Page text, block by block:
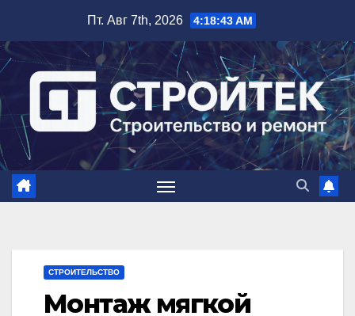
содержимому
Пт. Авг 7th, 2026 4:18:44 AM
СТРОИТЕЛЬСТВО
Монтаж мягкой